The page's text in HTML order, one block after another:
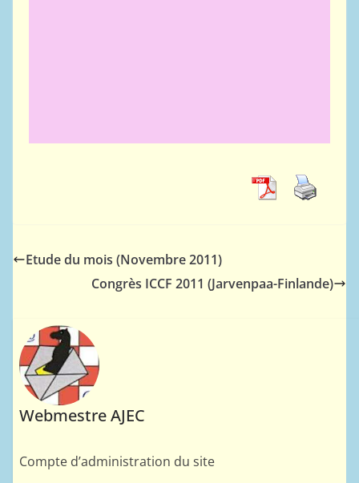
Etude du mois (Novembre 2011)
Congrès ICCF 2011 (Jarvenpaa-Finlande)
Webmestre AJEC
Compte d’administration du site